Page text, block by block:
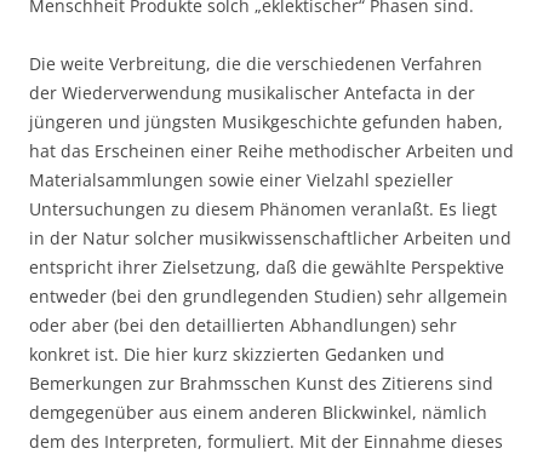
Menschheit Produkte solch „eklektischer“ Phasen sind.
Die weite Verbreitung, die die verschiedenen Verfahren
der Wiederverwendung musikalischer Antefacta in der
jüngeren und jüngsten Musikgeschichte gefunden haben,
hat das Erscheinen einer Reihe methodischer Arbeiten und
Materialsammlungen sowie einer Vielzahl spezieller
Untersuchungen zu diesem Phänomen veranlaßt. Es liegt
in der Natur solcher musikwissenschaftlicher Arbeiten und
entspricht ihrer Zielsetzung, daß die gewählte Perspektive
entweder (bei den grundlegenden Studien) sehr allgemein
oder aber (bei den detaillierten Abhandlungen) sehr
konkret ist. Die hier kurz skizzierten Gedanken und
Bemerkungen zur Brahmsschen Kunst des Zitierens sind
demgegenüber aus einem anderen Blickwinkel, nämlich
dem des Interpreten, formuliert. Mit der Einnahme dieses